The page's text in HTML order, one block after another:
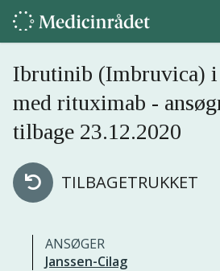
Ibrutinib (Imbruvica)
med rituximab -
tilbage 23.12.2020
TILBAGETRUKKET
ANSØGER
Janssen-Cilag